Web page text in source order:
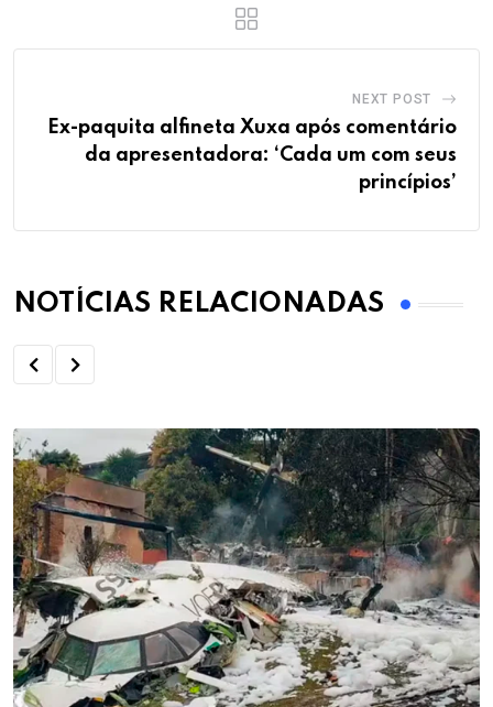
NEXT POST
Ex-paquita alfineta Xuxa após comentário
da apresentadora: ‘Cada um com seus
princípios’
NOTÍCIAS RELACIONADAS